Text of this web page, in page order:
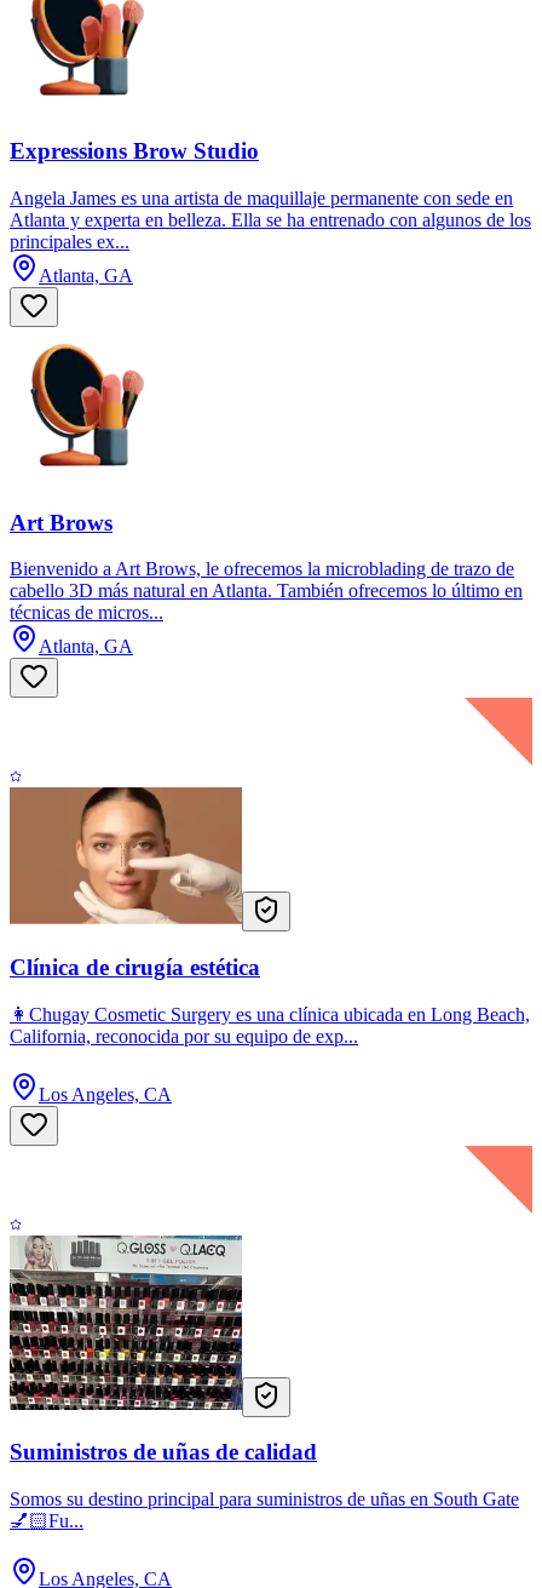
Expressions Brow Studio
Angela James es una artista de maquillaje permanente con sede en
Atlanta y experta en belleza. Ella se ha entrenado con algunos de los
principales ex...
Atlanta, GA
Art Brows
Bienvenido a Art Brows, le ofrecemos la microblading de trazo de
cabello 3D más natural en Atlanta. También ofrecemos lo último en
técnicas de micros...
Atlanta, GA
Clínica de cirugía estética
👩Chugay Cosmetic Surgery es una clínica ubicada en Long Beach,
California, reconocida por su equipo de exp...
Los Angeles, CA
Suministros de uñas de calidad
Somos su destino principal para suministros de uñas en South Gate
💅🏻Fu...
Los Angeles, CA